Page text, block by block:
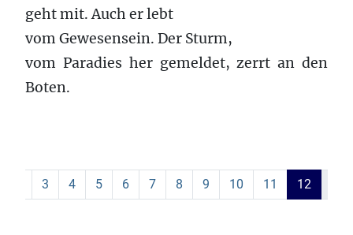
geht mit. Auch er lebt
vom Gewesensein. Der Sturm,
vom Paradies her gemeldet, zerrt an den
Boten.
3 4 5 6 7 8 9 10 11 12